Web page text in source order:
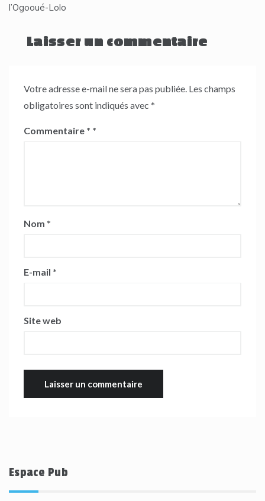
l’Ogooué-Lolo
Laisser un commentaire
Votre adresse e-mail ne sera pas publiée. Les champs
obligatoires sont indiqués avec *
Commentaire *
Nom *
E-mail *
Site web
Espace Pub